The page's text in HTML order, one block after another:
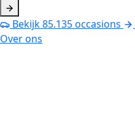
Bekijk85.135occasions
Over ons